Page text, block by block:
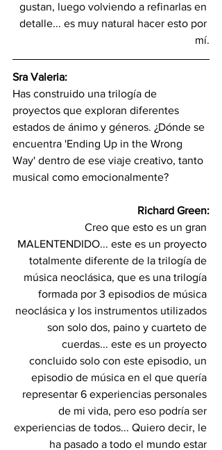
gustan, luego volviendo a refinarlas en
detalle... es muy natural hacer esto por
mí.
Sra Valeria:
Has construido una trilogía de
proyectos que exploran diferentes
estados de ánimo y géneros. ¿Dónde se
encuentra 'Ending Up in the Wrong
Way' dentro de ese viaje creativo, tanto
musical como emocionalmente?
Richard Green:
Creo que esto es un gran
MALENTENDIDO... este es un proyecto
totalmente diferente de la trilogía de
música neoclásica, que es una trilogía
formada por 3 episodios de música
neoclásica y los instrumentos utilizados
son solo dos, paino y cuarteto de
cuerdas... este es un proyecto
concluido solo con este episodio, un
episodio de música en el que quería
representar 6 experiencias personales
de mi vida, pero eso podría ser
experiencias de todos... Quiero decir, le
ha pasado a todo el mundo estar